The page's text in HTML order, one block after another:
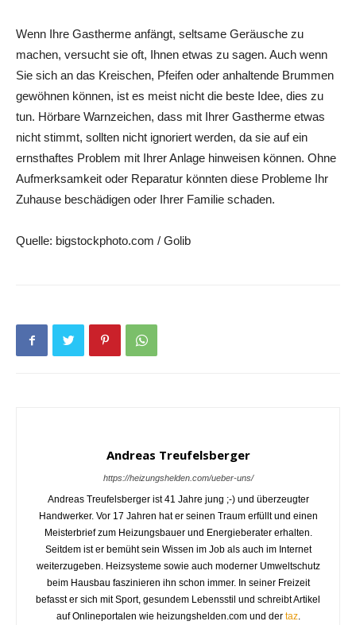
Wenn Ihre Gastherme anfängt, seltsame Geräusche zu
machen, versucht sie oft, Ihnen etwas zu sagen. Auch wenn
Sie sich an das Kreischen, Pfeifen oder anhaltende Brummen
gewöhnen können, ist es meist nicht die beste Idee, dies zu
tun. Hörbare Warnzeichen, dass mit Ihrer Gastherme etwas
nicht stimmt, sollten nicht ignoriert werden, da sie auf ein
ernsthaftes Problem mit Ihrer Anlage hinweisen können. Ohne
Aufmerksamkeit oder Reparatur könnten diese Probleme Ihr
Zuhause beschädigen oder Ihrer Familie schaden.
Quelle: bigstockphoto.com / Golib
Andreas Treufelsberger
https://heizungshelden.com/ueber-uns/
Andreas Treufelsberger ist 41 Jahre jung ;-) und überzeugter
Handwerker. Vor 17 Jahren hat er seinen Traum erfüllt und einen
Meisterbrief zum Heizungsbauer und Energieberater erhalten.
Seitdem ist er bemüht sein Wissen im Job als auch im Internet
weiterzugeben. Heizsysteme sowie auch moderner Umweltschutz
beim Hausbau faszinieren ihn schon immer. In seiner Freizeit
befasst er sich mit Sport, gesundem Lebensstil und schreibt Artikel
auf Onlineportalen wie heizungshelden.com und der taz.